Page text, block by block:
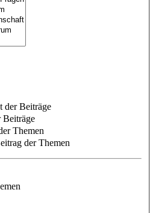
der Beiträge
Beiträge
Themen
der Themen